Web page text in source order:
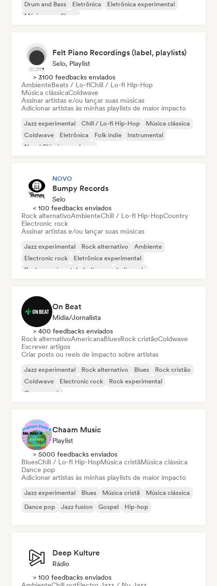
Drum and Bass
Eletrônica
Eletrônica experimental
Música para filmes
Felt Piano Recordings (label, playlists)
Selo, Playlist
> 3100 feedbacks enviados
AmbienteBeats / Lo-fiChill / Lo-fi Hip-Hop
Música clássicaColdwave
Assinar artistas e/ou lançar suas músicas
Adicionar artistas às minhas playlists de maior impacto
Jazz experimental Chill / Lo-fi Hip-Hop
Música clássica
Coldwave
Eletrônica Folk indie
Instrumental
Neo / Clássico moderno
NOVO
Bumpy Records
Selo
< 100 feedbacks enviados
Rock alternativoAmbienteChill / Lo-fi Hip-HopCountry
Electronic rock
Assinar artistas e/ou lançar suas músicas
Jazz experimental Rock alternativo
Ambiente
Electronic rock
Eletrônica experimental
Rock experimental
Indie pop Indie rock
On Beat
Mídia/Jornalista
> 400 feedbacks enviados
Rock alternativoAmericanaBluesRock cristãoColdwave
Escrever artigos
Criar posts ou reels de impacto sobre artistas
Jazz experimental Rock alternativo Blues
Rock cristão
Coldwave
Electronic rock
Rock experimental
Garage rock
Chaam Music
Playlist
> 5000 feedbacks enviados
BluesChill / Lo-fi Hip-HopMúsica cristãMúsica clássica
Dance pop
Adicionar artistas às minhas playlists de maior impacto
Jazz experimental Blues Música cristã
Música clássica
Dance pop
Jazz fusion Gospel Hip-hop
Deep Kulture
Rádio
> 100 feedbacks enviados